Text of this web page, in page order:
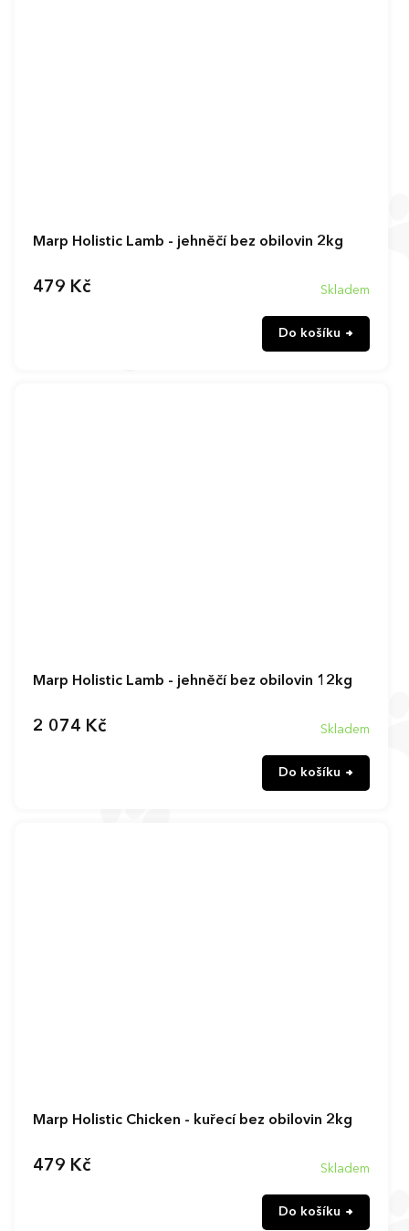
Marp Holistic Lamb - jehněčí bez obilovin 2kg
Skladem
479 Kč
Do košíku
Marp Holistic Lamb - jehněčí bez obilovin 12kg
Skladem
2 074 Kč
Do košíku
Marp Holistic Chicken - kuřecí bez obilovin 2kg
Skladem
479 Kč
Do košíku